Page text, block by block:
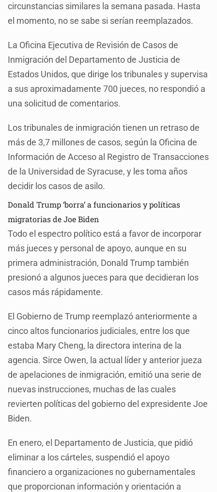
circunstancias similares la semana pasada. Hasta
el momento, no se sabe si serían reemplazados.
La Oficina Ejecutiva de Revisión de Casos de
Inmigración del Departamento de Justicia de
Estados Unidos, que dirige los tribunales y supervisa
a sus aproximadamente 700 jueces, no respondió a
una solicitud de comentarios.
Los tribunales de inmigración tienen un retraso de
más de 3,7 millones de casos, según la Oficina de
Información de Acceso al Registro de Transacciones
de la Universidad de Syracuse, y les toma años
decidir los casos de asilo.
Donald Trump ‘borra’ a funcionarios y políticas
migratorias de Joe Biden
Todo el espectro político está a favor de incorporar
más jueces y personal de apoyo, aunque en su
primera administración, Donald Trump también
presionó a algunos jueces para que decidieran los
casos más rápidamente.
El Gobierno de Trump reemplazó anteriormente a
cinco altos funcionarios judiciales, entre los que
estaba Mary Cheng, la directora interina de la
agencia. Sirce Owen, la actual líder y anterior jueza
de apelaciones de inmigración, emitió una serie de
nuevas instrucciones, muchas de las cuales
revierten políticas del gobierno del expresidente Joe
Biden.
En enero, el Departamento de Justicia, que pidió
eliminar a los cárteles, suspendió el apoyo
financiero a organizaciones no gubernamentales
que proporcionan información y orientación a